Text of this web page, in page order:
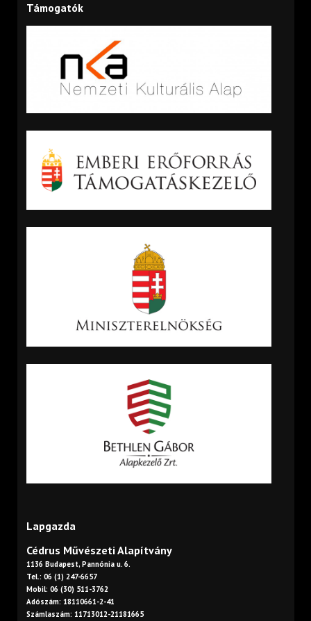
Támogatók
Lapgazda
Cédrus Művészeti Alapítvány
1136 Budapest, Pannónia u. 6.
Tel.: 06 (1) 247-6657
Mobil: 06 (30) 511-3762
Adószám: 18110661-2-41
Számlaszám: 11713012-21181665